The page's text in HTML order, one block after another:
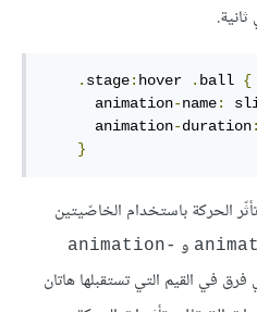
. stage: hover . ball {
animation-name:
animation-duration:
}
الحركة باستخدام الخاصّيتين
و animation-
في القيم التي تستقبلها هاتان